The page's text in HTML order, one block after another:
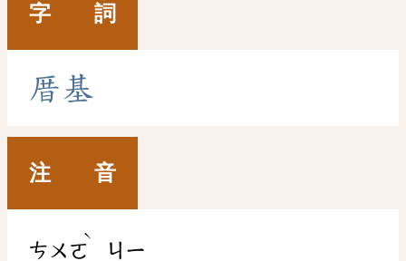
字 詞
厝 基
注 音
ㄘㄨㄛ
ˋ
ㄐㄧ